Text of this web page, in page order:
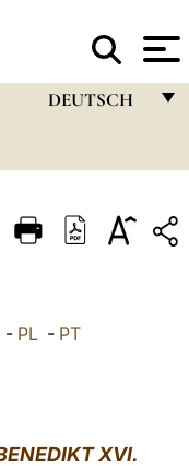
DEUTSCH
ITALIANO
- PL - PT
XVI.